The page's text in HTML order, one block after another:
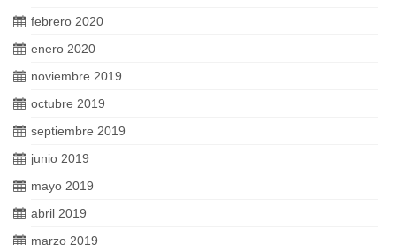
febrero 2020
enero 2020
noviembre 2019
octubre 2019
septiembre 2019
junio 2019
mayo 2019
abril 2019
marzo 2019